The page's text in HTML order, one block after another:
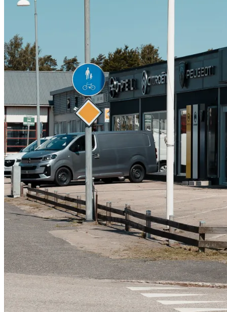
Serviceverkstad